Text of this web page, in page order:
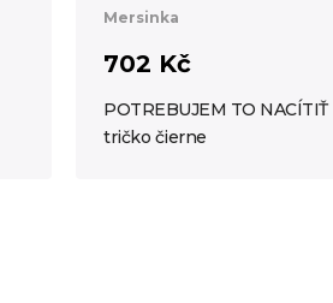
Mersinka
702 Kč
POTREBUJEM TO NACÍTIŤ
tričko čierne